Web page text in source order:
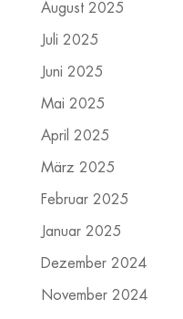
August 2025
Juli 2025
Juni 2025
Mai 2025
April 2025
März 2025
Februar 2025
Januar 2025
Dezember 2024
November 2024